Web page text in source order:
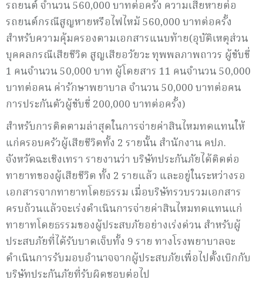
รถยนต์ จำนวน 560,000 บาทต่อครั้ง ความเสียหายต่อ
รถยนต์กรณีสูญหายหรือไฟไหม้ 560,000 บาทต่อครั้ง
สำหรับความคุ้มครองตามเอกสารแนบท้าย(อุบัติเหตุส่วน
บุคคลกรณีเสียชีวิต สูญเสียอวัยวะ ทุพพลภาพถาวร ผู้ขับขี่
1 คนจำนวน 50,000 บาท ผู้โดยสาร 11 คนจำนวน 50,000
บาทต่อคน ค่ารักษาพยาบาล จำนวน 50,000 บาทต่อคน
การประกันตัวผู้ขับขี่ 200,000 บาทต่อครั้ง)
สำหรับการติดตามล่าสุดในการจ่ายค่าสินไหมทดแทนให้
แก่ครอบครัวผู้เสียชีวิตทั้ง 2 รายนั้น สำนักงาน คปภ.
จังหวัดฉะเชิงเทรา รายงานว่า บริษัทประกันภัยได้ติดต่อ
ทายาทของผู้เสียชีวิต ทั้ง 2 รายแล้ว และอยู่ในระหว่างรอ
เอกสารจากทายาทโดยธรรม เมื่อบริษัทรวบรวมเอกสาร
ครบถ้วนแล้วจะเร่งดำเนินการจ่ายค่าสินไหมทดแทนแก่
ทายาทโดยธรรมของผู้ประสบภัยอย่างเร่งด่วน สำหรับผู้
ประสบภัยที่ได้รับบาดเจ็บทั้ง 9 ราย ทางโรงพยาบาลจะ
ดำเนินการรับมอบอำนาจจากผู้ประสบภัยเพื่อไปตั้งเบิกกับ
บริษัทประกันภัยที่รับผิดชอบต่อไป